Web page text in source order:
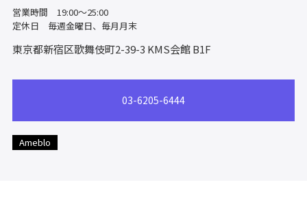
営業時間 19:00～25:00
定休日 毎週金曜日、毎月月末
東京都新宿区歌舞伎町2-39-3 KMS会館 B1F
03-6205-6444
Ameblo